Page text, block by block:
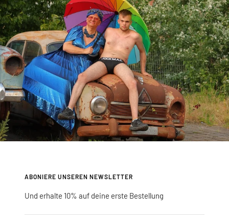
gehengehengehengehen
ABONIERE UNSEREN NEWSLETTER
Und erhalte 10% auf deine erste Bestellung